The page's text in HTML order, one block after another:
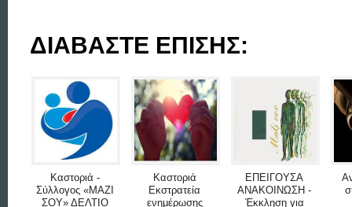
ΔΙΑΒΑΣΤΕ ΕΠΙΣΗΣ:
Καστοριά -
Σύλλογος «ΜΑΖΙ
ΣΟΥ» ΔΕΛΤΙΟ
Καστοριά
Εκστρατεία
ενημέρωσης
ΕΠΕΙΓΟΥΣΑ
ΑΝΑΚΟΙΝΩΣΗ -
Έκκληση για